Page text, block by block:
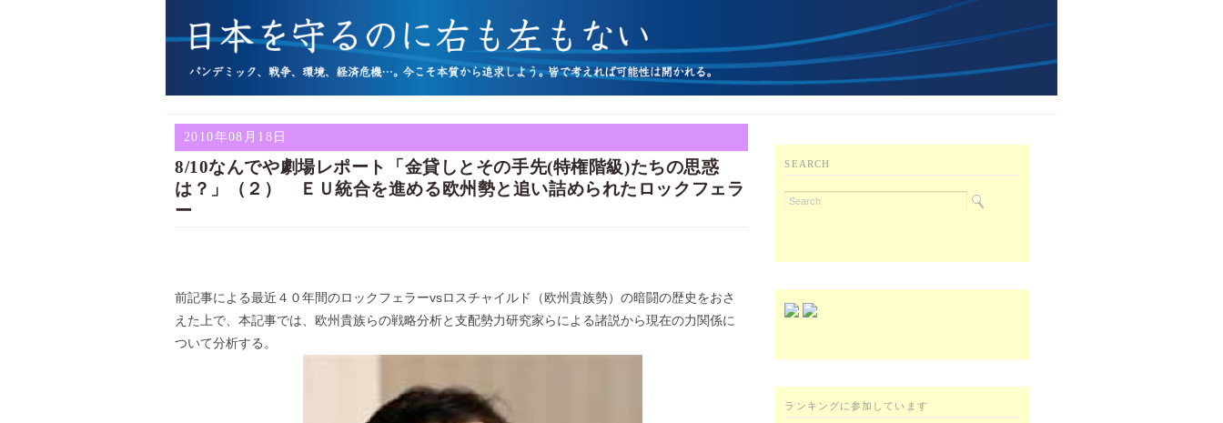
2010年08月18日
8/10なんでや劇場レポート「金貸しとその手先(特権階級)たちの思惑
は？」（２） ＥＵ統合を進める欧州勢と追い詰められたロックフェラ
ー
前記事による最近４０年間のロックフェラーvsロスチャイルド（欧州貴族勢）の暗闘の歴史をおさ
えた上で、本記事では、欧州貴族らの戦略分析と支配勢力研究家らによる諸説から現在の力関係に
ついて分析する。
SEARCH
ランキングに参加しています